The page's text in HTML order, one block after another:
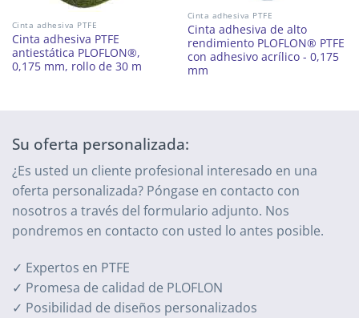
Cinta adhesiva PTFE
Cinta adhesiva PTFE
antiestática PLOFLON®,
0,175 mm, rollo de 30 m
Cinta adhesiva PTFE
Cinta adhesiva de alto
rendimiento PLOFLON® PTFE
con adhesivo acrílico - 0,175
mm
Su oferta personalizada:
¿Es usted un cliente profesional interesado en una
oferta personalizada? Póngase en contacto con
nosotros a través del formulario adjunto. Nos
pondremos en contacto con usted lo antes posible.
✓ Expertos en PTFE
✓ Promesa de calidad de PLOFLON
✓ Posibilidad de diseños personalizados